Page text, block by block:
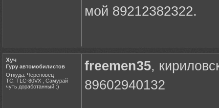
мой 89212382322.
Хуч
Гуру автомобилистов
Откуда: Череповец
ТС: TLC-80VX , Самурай
чуть доработанный :)
freemen35,
89602940132